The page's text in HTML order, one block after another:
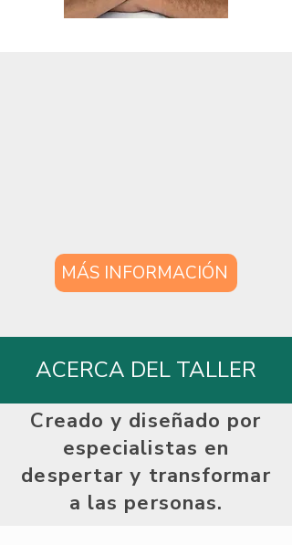
MÁS INFORMACIÓN
ACERCA DEL TALLER
Creado y diseñado por
especialistas en
despertar y transformar
a las personas.